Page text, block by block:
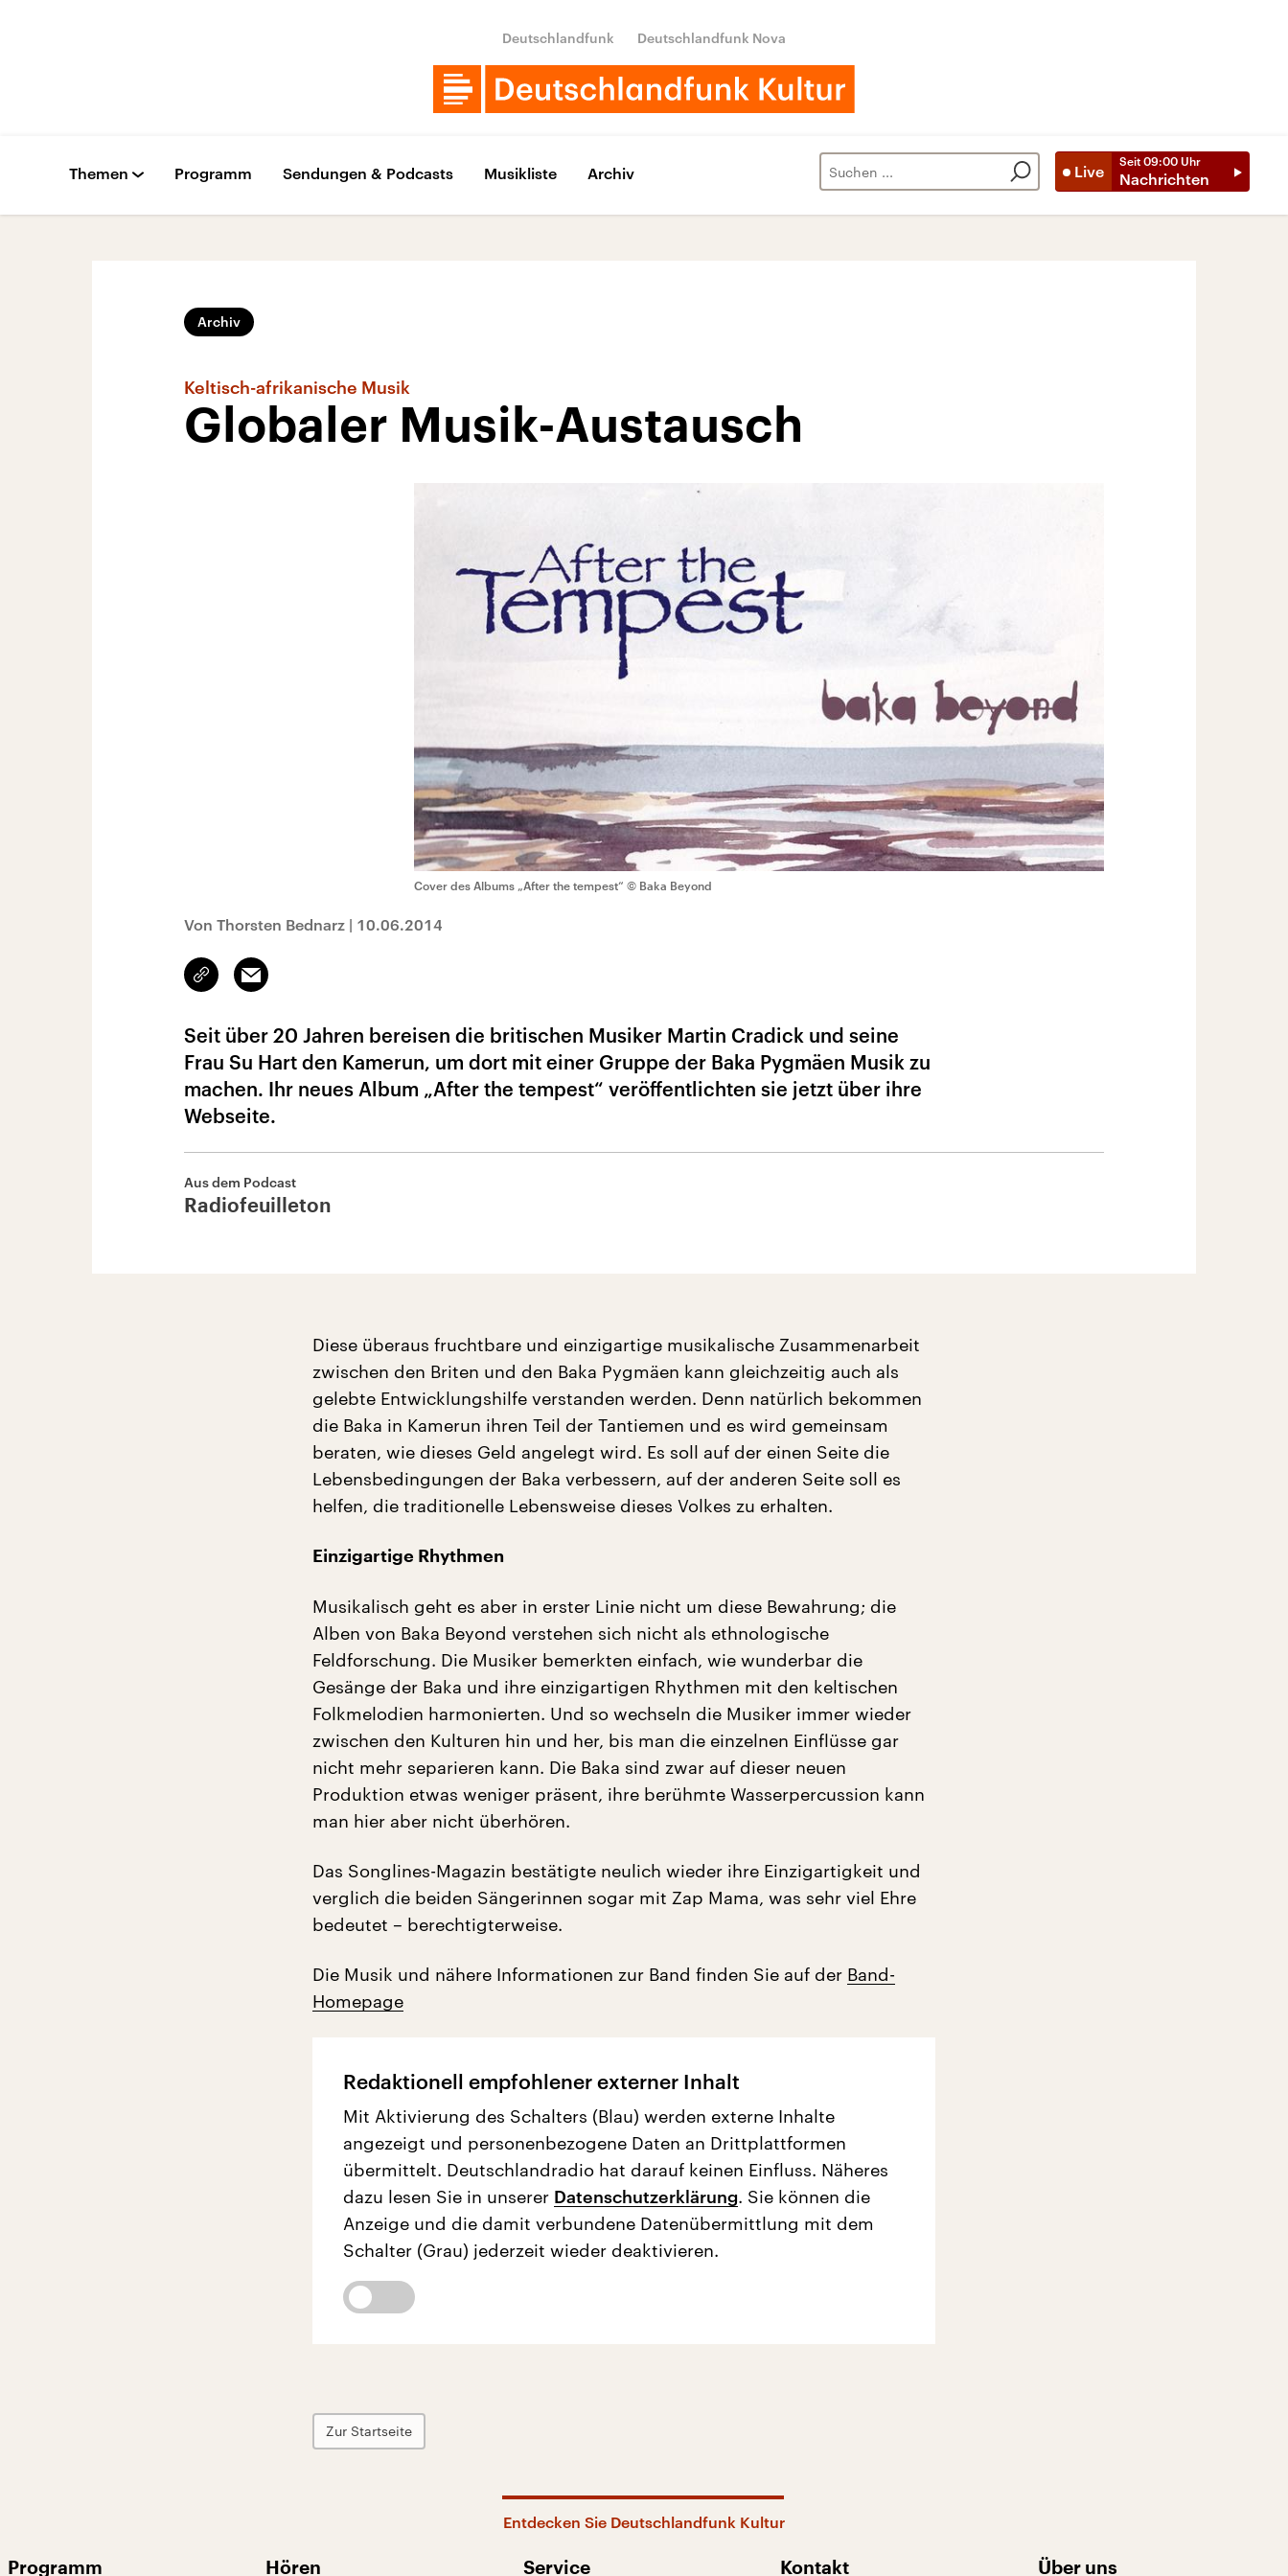
Deutschlandfunk Deutschlandfunk Nova
Live
Seit 09:00 Uhr
Nachrichten
Themen Programm Sendungen & Podcasts Musikliste Archiv
Archiv
Keltisch-afrikanische Musik
Globaler Musik-Austausch
Cover des Albums „After the tempest“ © Baka Beyond
Von Thorsten Bednarz | 10.06.2014
Link
kopieren/teilen
Email
Seit über 20 Jahren bereisen die britischen Musiker Martin Cradick und seine
Frau Su Hart den Kamerun, um dort mit einer Gruppe der Baka Pygmäen Musik zu
machen. Ihr neues Album „After the tempest“ veröffentlichten sie jetzt über ihre
Webseite.
Aus dem Podcast
Radiofeuilleton
Diese überaus fruchtbare und einzigartige musikalische Zusammenarbeit
zwischen den Briten und den Baka Pygmäen kann gleichzeitig auch als
gelebte Entwicklungshilfe verstanden werden. Denn natürlich bekommen
die Baka in Kamerun ihren Teil der Tantiemen und es wird gemeinsam
beraten, wie dieses Geld angelegt wird. Es soll auf der einen Seite die
Lebensbedingungen der Baka verbessern, auf der anderen Seite soll es
helfen, die traditionelle Lebensweise dieses Volkes zu erhalten.
Einzigartige Rhythmen
Musikalisch geht es aber in erster Linie nicht um diese Bewahrung; die
Alben von Baka Beyond verstehen sich nicht als ethnologische
Feldforschung. Die Musiker bemerkten einfach, wie wunderbar die
Gesänge der Baka und ihre einzigartigen Rhythmen mit den keltischen
Folkmelodien harmonierten. Und so wechseln die Musiker immer wieder
zwischen den Kulturen hin und her, bis man die einzelnen Einflüsse gar
nicht mehr separieren kann. Die Baka sind zwar auf dieser neuen
Produktion etwas weniger präsent, ihre berühmte Wasserpercussion kann
man hier aber nicht überhören.
Das Songlines-Magazin bestätigte neulich wieder ihre Einzigartigkeit und
verglich die beiden Sängerinnen sogar mit Zap Mama, was sehr viel Ehre
bedeutet – berechtigterweise.
Die Musik und nähere Informationen zur Band finden Sie auf der Band-
Homepage
Redaktionell empfohlener externer Inhalt
Mit Aktivierung des Schalters (Blau) werden externe Inhalte
angezeigt und personenbezogene Daten an Drittplattformen
übermittelt. Deutschlandradio hat darauf keinen Einfluss. Näheres
dazu lesen Sie in unserer Datenschutzerklärung. Sie können die
Anzeige und die damit verbundene Datenübermittlung mit dem
Schalter (Grau) jederzeit wieder deaktivieren.
Zur Startseite
Entdecken Sie Deutschlandfunk Kultur
Programm Hören Service Kontakt Über uns